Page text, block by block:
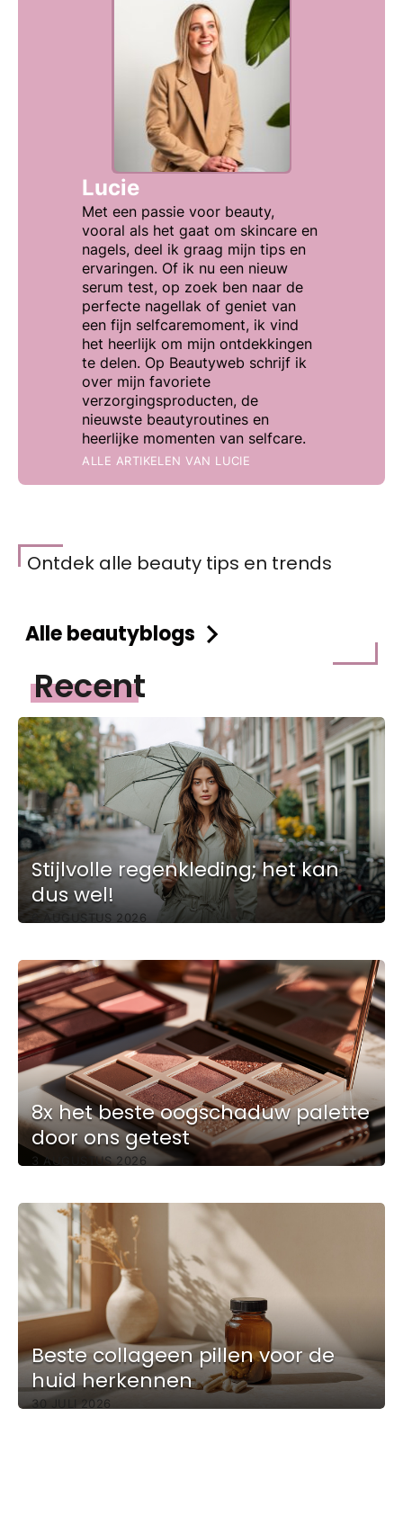
Lucie
Met een passie voor beauty,
vooral als het gaat om skincare en
nagels, deel ik graag mijn tips en
ervaringen. Of ik nu een nieuw
serum test, op zoek ben naar de
perfecte nagellak of geniet van
een fijn selfcaremoment, ik vind
het heerlijk om mijn ontdekkingen
te delen. Op Beautyweb schrijf ik
over mijn favoriete
verzorgingsproducten, de
nieuwste beautyroutines en
heerlijke momenten van selfcare.
ALLE ARTIKELEN VAN LUCIE
Ontdek alle beauty tips en trends
Alle beautyblogs
Recent
Stijlvolle regenkleding; het kan
dus wel!
6 AUGUSTUS 2026
8x het beste oogschaduw palette
door ons getest
3 AUGUSTUS 2026
Beste collageen pillen voor de
huid herkennen
30 JULI 2026